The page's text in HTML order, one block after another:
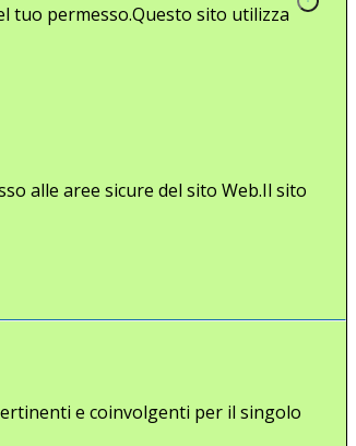
tuo permesso.Questo sito utilizza
alle aree sicure del sito Web.Il sito
e coinvolgenti per il singolo